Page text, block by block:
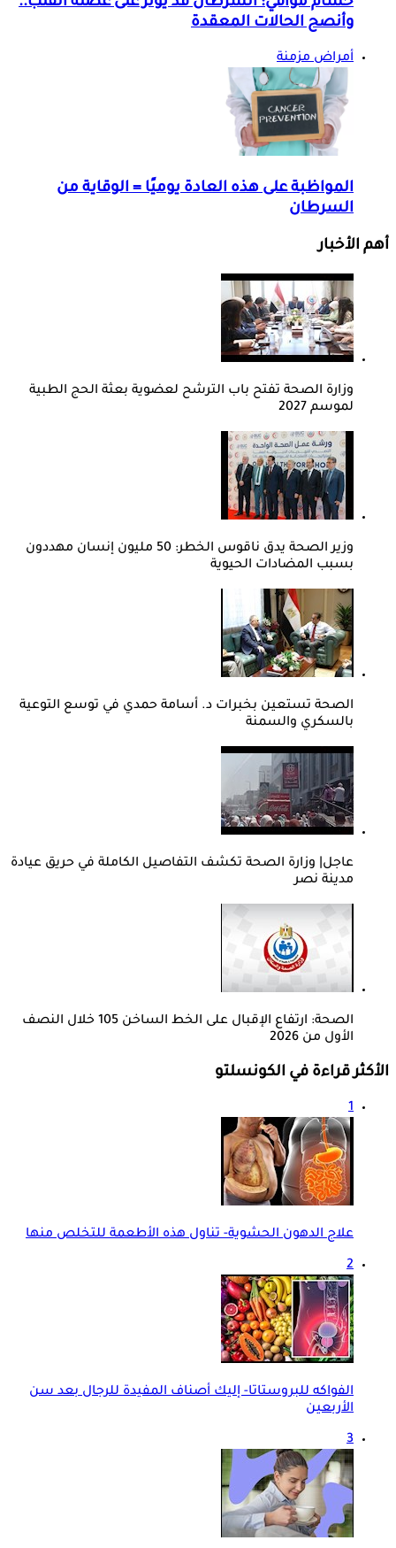
وأنصح الحالات المعقدة
أمراض مزمنة
المواظبة على هذه العادة يوميًا = الوقاية من
السرطان
أهم الأخبار
وزارة الصحة تفتح باب الترشح لعضوية بعثة الحج الطبية
لموسم 2027
وزير الصحة يدق ناقوس الخطر: 50 مليون إنسان مهددون
بسبب المضادات الحيوية
الصحة تستعين بخبرات د. أسامة حمدي في توسع التوعية
بالسكري والسمنة
عاجل| وزارة الصحة تكشف التفاصيل الكاملة في حريق عيادة
مدينة نصر
الصحة: ارتفاع الإقبال على الخط الساخن 105 خلال النصف
الأول من 2026
الأكثر قراءة في الكونسلتو
1
علاج الدهون الحشوية- تناول هذه الأطعمة للتخلص منها
2
الفواكه للبروستاتا- إليك أصناف المفيدة للرجال بعد سن
الأربعين
3